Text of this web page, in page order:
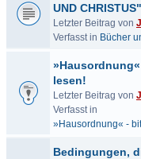
UND
Letzter Beitrag von
Verfasst in Bücher
lesen!
Letzter Beitrag von
Verfasst in
»Hausordnung« -
Bedingungen,